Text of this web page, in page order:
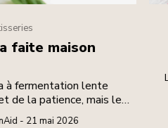
faite maison
à fermentation lente
de la patience, mais le
vaut la peine.
- 21 mai 2026